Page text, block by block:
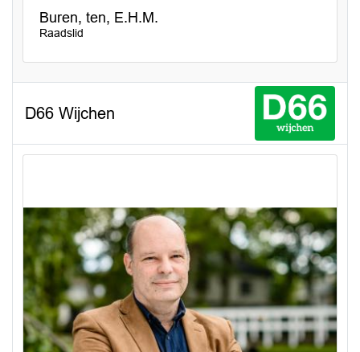
Buren, ten, E.H.M.
Raadslid
D66 Wijchen